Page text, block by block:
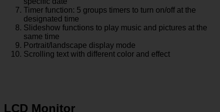
Timer function: 5 groups timers to turn on/off at the
designated time
Slideshow functions to play music and pictures at the
same time
Portrait/landscape display mode
Scrolling text with different color and effect
LCD Monitor